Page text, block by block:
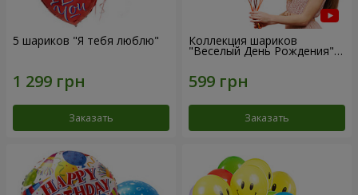
5 шариков "Я тебя люблю"
Заказать
Коллекция шариков
"Веселый День Рождения" -
7 шариков
Заказать